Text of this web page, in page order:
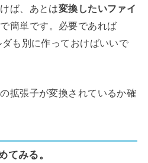
ば、あとは変換したいファイ
簡単です。必要であれば
も別に作っておけばいいで
拡張子が変換されているか確
てみる。